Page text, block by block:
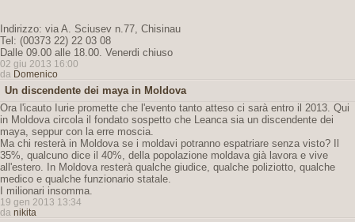
Indirizzo: via A. Sciusev n.77, Chisinau
Tel: (00373 22) 22 03 08
Dalle 09.00 alle 18.00. Venerdi chiuso
02 giu 2013 16:00
da Domenico
Un discendente dei maya in Moldova
Ora l'icauto Iurie promette che l'evento tanto atteso ci sarà entro il 2013. Qui
in Moldova circola il fondato sospetto che Leanca sia un discendente dei
maya, seppur con la erre moscia.
Ma chi resterà in Moldova se i moldavi potranno espatriare senza visto? Il
35%, qualcuno dice il 40%, della popolazione moldava già lavora e vive
all'estero. In Moldova resterà qualche giudice, qualche poliziotto, qualche
medico e qualche funzionario statale.
I milionari insomma.
19 gen 2013 13:34
da nikita